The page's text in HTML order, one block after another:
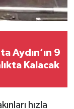
Aydın’ın 9
Kalacak
hızla